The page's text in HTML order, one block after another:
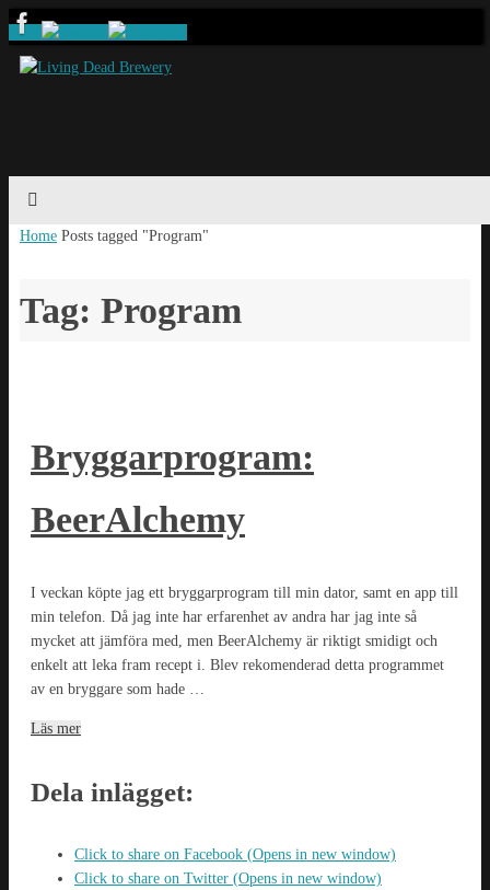
Home Posts tagged "Program"
Tag: Program
Bryggarprogram:
BeerAlchemy
I veckan köpte jag ett bryggarprogram till min dator, samt en app till
min telefon. Då jag inte har erfarenhet av andra har jag inte så
mycket att jämföra med, men BeerAlchemy är riktigt smidigt och
enkelt att leka fram recept i. Blev rekomenderad detta programmet
av en bryggare som hade …
Läs mer
Dela inlägget:
Click to share on Facebook (Opens in new window)
Click to share on Twitter (Opens in new window)